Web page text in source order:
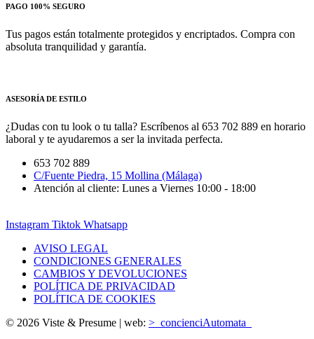
PAGO 100% SEGURO
Tus pagos están totalmente protegidos y encriptados. Compra con
absoluta tranquilidad y garantía.
ASESORÍA DE ESTILO
¿Dudas con tu look o tu talla? Escríbenos al 653 702 889 en horario
laboral y te ayudaremos a ser la invitada perfecta.
653 702 889
C/Fuente Piedra, 15 Mollina (Málaga)
Atención al cliente: Lunes a Viernes 10:00 - 18:00
Instagram Tiktok Whatsapp
AVISO LEGAL
CONDICIONES GENERALES
CAMBIOS Y DEVOLUCIONES
POLÍTICA DE PRIVACIDAD
POLÍTICA DE COOKIES
© 2026 Viste & Presume | web: >_concienciAutomata_